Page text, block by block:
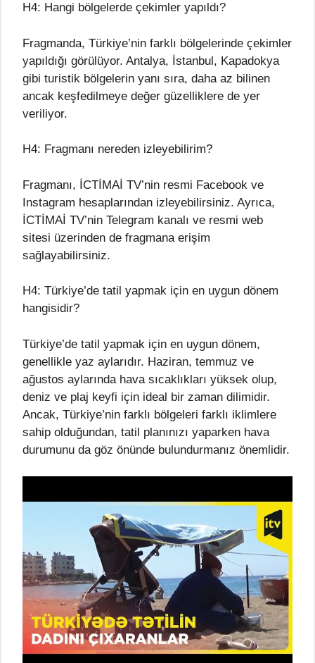
H4: Hangi bölgelerde çekimler yapıldı?
Fragmanda, Türkiye’nin farklı bölgelerinde çekimler
yapıldığı görülüyor. Antalya, İstanbul, Kapadokya
gibi turistik bölgelerin yanı sıra, daha az bilinen
ancak keşfedilmeye değer güzelliklere de yer
veriliyor.
H4: Fragmanı nereden izleyebilirim?
Fragmanı, İCTİMAİ TV’nin resmi Facebook ve
Instagram hesaplarından izleyebilirsiniz. Ayrıca,
İCTİMAİ TV’nin Telegram kanalı ve resmi web
sitesi üzerinden de fragmana erişim
sağlayabilirsiniz.
H4: Türkiye’de tatil yapmak için en uygun dönem
hangisidir?
Türkiye’de tatil yapmak için en uygun dönem,
genellikle yaz aylarıdır. Haziran, temmuz ve
ağustos aylarında hava sıcaklıkları yüksek olup,
deniz ve plaj keyfi için ideal bir zaman dilimidir.
Ancak, Türkiye’nin farklı bölgeleri farklı iklimlere
sahip olduğundan, tatil planınızı yaparken hava
durumunu da göz önünde bulundurmanız önemlidir.